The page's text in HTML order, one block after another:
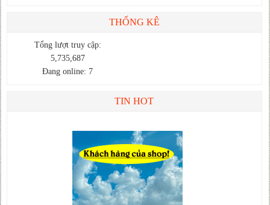
THỐNG KÊ
Tổng lượt truy cập:
5,735,687
Đang online: 7
TIN HOT